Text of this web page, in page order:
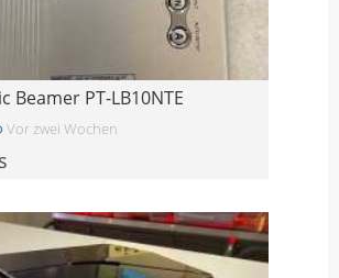
Beamer PT-LB10NTE
Vor zwei Wochen